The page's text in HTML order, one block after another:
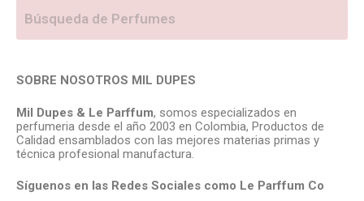
SOBRE NOSOTROS MIL DUPES
Mil Dupes & Le Parffum, somos especializados en
perfumeria desde el año 2003 en Colombia, Productos de
Calidad ensamblados con las mejores materias primas y
técnica profesional manufactura.
Síguenos en las Redes Sociales como Le Parffum Co